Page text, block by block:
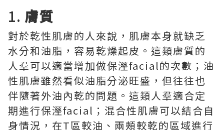
1. 膚質
對於乾性肌膚的人來說，肌膚本身就缺乏
水分和油脂，容易乾燥起皮。這類膚質的
人羣可以適當增加做保溼facial的次數；油
性肌膚雖然看似油脂分泌旺盛，但往往也
伴隨著外油內乾的問題。這類人羣適合定
期進行保溼facial；混合性肌膚可以結合自
身情況，在T區較油、兩頰較乾的區域進行